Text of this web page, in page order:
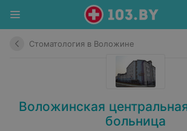
Стоматология в Воложине
Воложинская
больница